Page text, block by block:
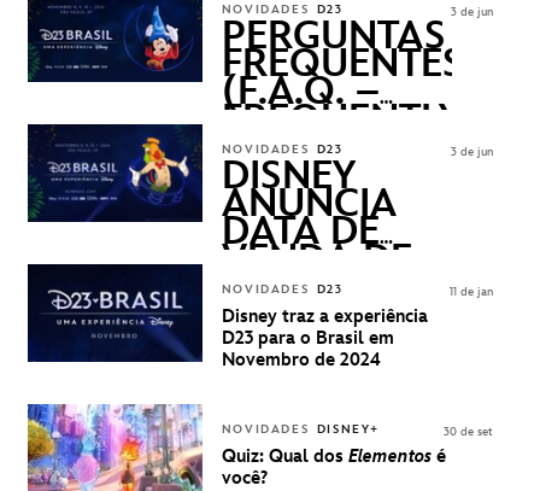
NOVIDADES D23
PERGUNTAS
FREQUENTES
(F.A.Q. –
FREQUENTLY
ASKED
QUESTIONS)
3 de jun
NOVIDADES D23
DISNEY
ANUNCIA
DATA DE
VENDA DE
INGRESSOS
PARA A D23
BRASIL -
UMA
DISNEY
3 de jun
NOVIDADES D23
Disney traz a experiência
D23 para o Brasil em
Novembro de 2024
11 de jan
NOVIDADES DISNEY+
Quiz: Qual dos Elementos é
você?
30 de set